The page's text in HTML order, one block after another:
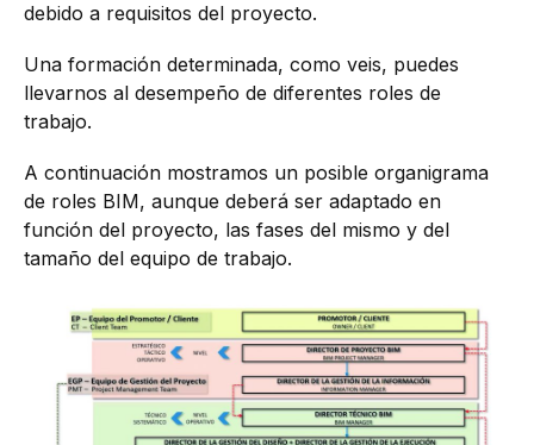
debido a requisitos del proyecto.
Una formación determinada, como veis, puedes
llevarnos al desempeño de diferentes roles de
trabajo.
A continuación mostramos un posible organigrama
de roles BIM, aunque deberá ser adaptado en
función del proyecto, las fases del mismo y del
tamaño del equipo de trabajo.